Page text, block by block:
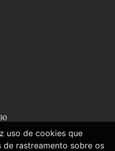
uso de cookies que
rastreamento sobre os